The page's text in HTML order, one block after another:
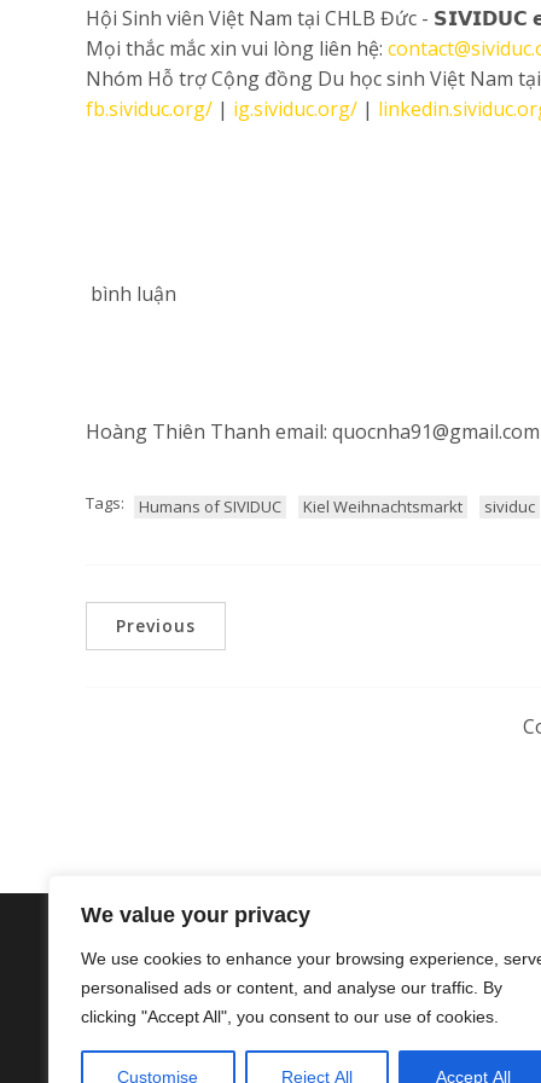
We value your privacy
We use cookies to enhance your browsing experience,
personalised ads or content, and analyse our traffic. By
clicking "Accept All", you consent to our use of cookies.
Customise Reject All Accept All
Hội Sinh viên Việt Nam tại CHLB Đức - 𝗦𝗜𝗩𝗜𝗗𝗨𝗖
Mọi thắc mắc xin vui lòng liên hệ:
Nhóm Hỗ trợ Cộng đồng Du học sinh Việt Nam
fb.sividuc.org/ | ig.sividuc.org/ |
bình luận
Hoàng Thiên Thanh email:
Tags: Humans of SIVIDUC Kiel Weihnachtsmarkt sividuc
Previous